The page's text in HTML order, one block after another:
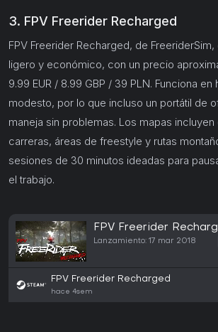
3. FPV Freerider Recharged
FPV Freerider Recharged, de
ligero y económico, con un precio
9.99 EUR / 8.99 GBP / 39 PLN. Funciona en
modesto, por lo que incluso un portátil de
maneja sin problemas. Los mapas
carreras, áreas de freestyle y rutas
sesiones de 30 minutos ideadas para
el trabajo.
FPV Freerider
Lanzamiento: 17 mar 2018
FPV Freerider Recharged
hace 4sem